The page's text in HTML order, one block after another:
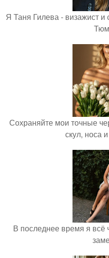
Я Таня Гилева - визажист и
Сохраняйте мои точные
скул, носа
В последнее время я всё